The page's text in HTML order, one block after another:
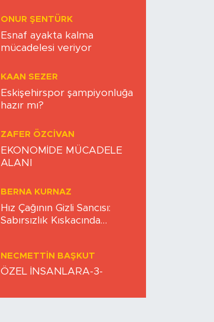
ONUR ŞENTÜRK
Esnaf ayakta kalma
mücadelesi veriyor
KAAN SEZER
Eskişehirspor şampiyonluğa
hazır mı?
ZAFER ÖZCIVAN
EKONOMİDE MÜCADELE
ALANI
BERNA KURNAZ
Hız Çağının Gizli Sancısı:
Sabırsızlık Kıskacında
NECMETTIN BAŞKUT
ÖZEL İNSANLARA-3-